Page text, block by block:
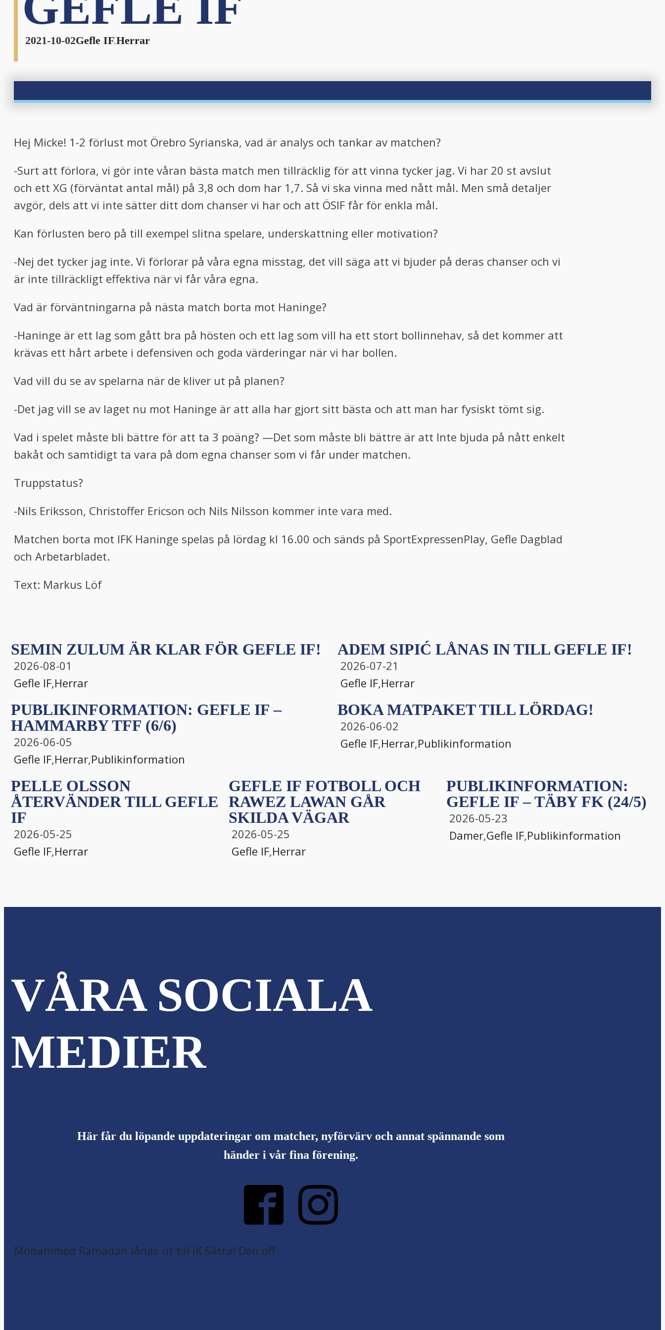
2021-10-02Gefle IF,Herrar
Hej Micke! 1-2 förlust mot Örebro Syrianska, vad är analys och tankar av matchen?
-Surt att förlora, vi gör inte våran bästa match men tillräcklig för att vinna tycker jag. Vi har 20 st avslut
och ett XG (förväntat antal mål) på 3,8 och dom har 1,7. Så vi ska vinna med nått mål. Men små detaljer
avgör, dels att vi inte sätter ditt dom chanser vi har och att ÖSIF får för enkla mål.
Kan förlusten bero på till exempel slitna spelare, underskattning eller motivation?
-Nej det tycker jag inte. Vi förlorar på våra egna misstag, det vill säga att vi bjuder på deras chanser och vi
är inte tillräckligt effektiva när vi får våra egna.
Vad är förväntningarna på nästa match borta mot Haninge?
-Haninge är ett lag som gått bra på hösten och ett lag som vill ha ett stort bollinnehav, så det kommer att
krävas ett hårt arbete i defensiven och goda värderingar när vi har bollen.
Vad vill du se av spelarna när de kliver ut på planen?
-Det jag vill se av laget nu mot Haninge är att alla har gjort sitt bästa och att man har fysiskt tömt sig.
Vad i spelet måste bli bättre för att ta 3 poäng? —Det som måste bli bättre är att Inte bjuda på nått enkelt
bakåt och samtidigt ta vara på dom egna chanser som vi får under matchen.
Truppstatus?
-Nils Eriksson, Christoffer Ericson och Nils Nilsson kommer inte vara med.
Matchen borta mot IFK Haninge spelas på lördag kl 16.00 och sänds på SportExpressenPlay, Gefle Dagblad
och Arbetarbladet.
Text: Markus Löf
SEMIN ZULUM ÄR KLAR FÖR GEFLE IF!
2026-08-01
Gefle IF,Herrar
ADEM SIPIĆ LÅNAS IN TILL GEFLE IF!
2026-07-21
Gefle IF,Herrar
PUBLIKINFORMATION: GEFLE IF –
HAMMARBY TFF (6/6)
2026-06-05
Gefle IF,Herrar,Publikinformation
BOKA MATPAKET TILL LÖRDAG!
2026-06-02
Gefle IF,Herrar,Publikinformation
PELLE OLSSON
ÅTERVÄNDER TILL GEFLE
IF
2026-05-25
Gefle IF,Herrar
GEFLE IF FOTBOLL OCH
RAWEZ LAWAN GÅR
SKILDA VÄGAR
2026-05-25
Gefle IF,Herrar
PUBLIKINFORMATION:
GEFLE IF – TÄBY FK (24/5)
2026-05-23
Damer,Gefle IF,Publikinformation
VÅRA SOCIALA
MEDIER
Här får du löpande uppdateringar om matcher, nyförvärv och annat spännande som
händer i vår fina förening.
Mohammed Ramadan lånas ut till IK Sätra! Den off